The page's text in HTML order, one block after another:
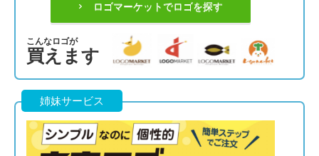
ロゴマーケットでロゴを探す
こんなロゴが
買えます
姉妹サービス